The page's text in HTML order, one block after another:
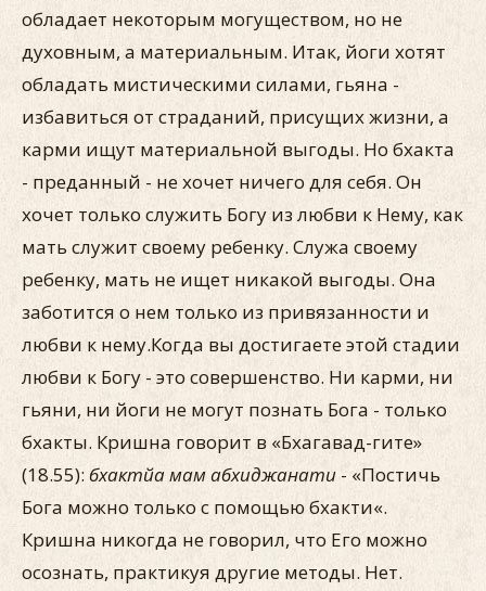
обладает некоторым могуществом, но не
духовным, а материальным. Итак, йоги хотят
обладать мистическими силами, гьяна -
избавиться от страданий, присущих жизни, а
карми ищут материальной выгоды. Но бхакта
- преданный - не хочет ничего для себя. Он
хочет только служить Богу из любви к Нему, как
мать служит своему ребенку. Служа своему
ребенку, мать не ищет никакой выгоды. Она
заботится о нем только из привязанности и
любви к нему.Когда вы достигаете этой стадии
любви к Богу - это совершенство. Ни карми, ни
гьяни, ни йоги не могут познать Бога - только
бхакты. Кришна говорит в «Бхагавад-гите»
(18.55): бхактйа мам абхиджанати - «Постичь
Бога можно только с помощью бхакти«.
Кришна никогда не говорил, что Его можно
осознать, практикуя другие методы. Нет.